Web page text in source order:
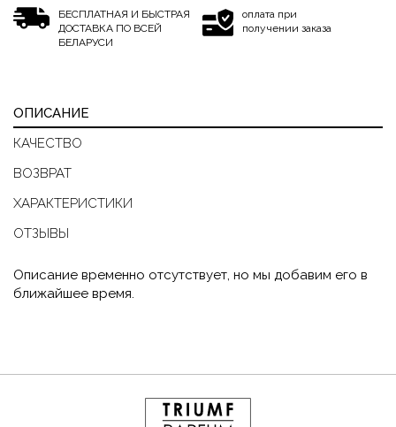
БЕСПЛАТНАЯ И БЫСТРАЯ
ДОСТАВКА ПО ВСЕЙ
БЕЛАРУСИ
оплата при
получении заказа
ОПИСАНИЕ
КАЧЕСТВО
ВОЗВРАТ
ХАРАКТЕРИСТИКИ
ОТЗЫВЫ
Описание временно отсутствует, но мы добавим его в
ближайшее время.